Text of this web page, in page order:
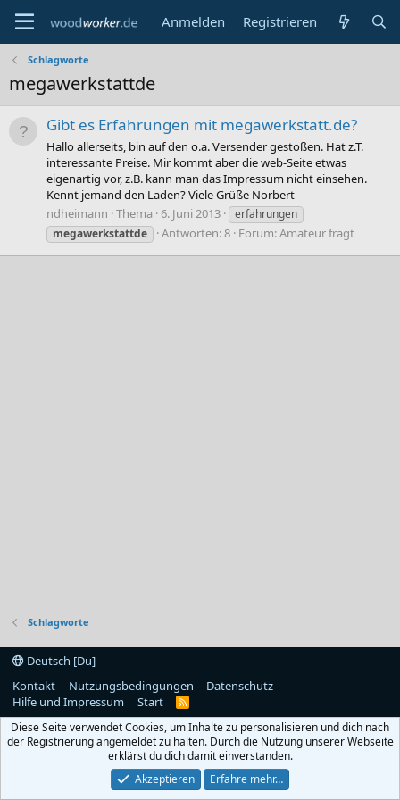
Anmelden Registrieren
Schlagworte
megawerkstattde
Gibt es Erfahrungen mit megawerkstatt.de?
Hallo allerseits, bin auf den o.a. Versender gestoßen. Hat z.T.
interessante Preise. Mir kommt aber die web-Seite etwas
eigenartig vor, z.B. kann man das Impressum nicht einsehen.
Kennt jemand den Laden? Viele Grüße Norbert
ndheimann Thema 6. Juni 2013
erfahrungen
megawerkstattde
Antworten: 8 Forum:Amateur fragt
Schlagworte
Deutsch [Du]
Kontakt
Nutzungsbedingungen
Datenschutz
Hilfe und Impressum
Start
R
S
Diese Seite verwendet Cookies, um Inhalte zu personalisieren und dich nach
der Registrierung angemeldet zu halten. Durch die Nutzung unserer Webseite
erklärst du dich damit einverstanden.
Akzeptieren
Erfahre mehr…